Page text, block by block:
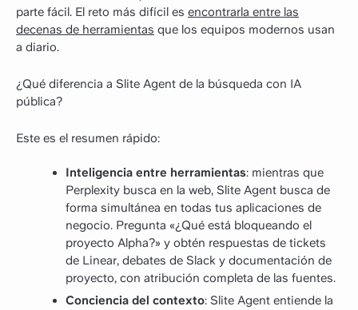
parte fácil. El reto más difícil es encontrarla entre las
decenas de herramientas que los equipos modernos usan
a diario.
¿Qué diferencia a Slite Agent de la búsqueda con IA
pública?
Este es el resumen rápido:
Inteligencia entre herramientas: mientras que
Perplexity busca en la web, Slite Agent busca de
forma simultánea en todas tus aplicaciones de
negocio. Pregunta «¿Qué está bloqueando el
proyecto Alpha?» y obtén respuestas de tickets
de Linear, debates de Slack y documentación de
proyecto, con atribución completa de las fuentes.
Conciencia del contexto: Slite Agent entiende la